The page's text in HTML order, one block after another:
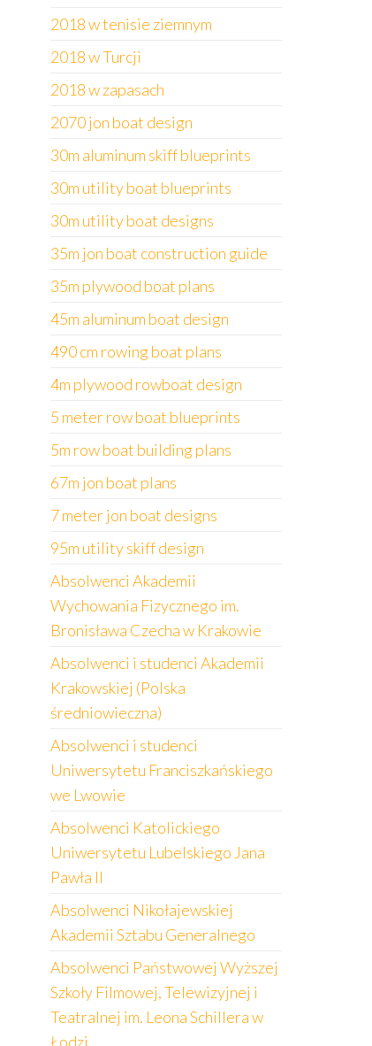
2018 w tenisie ziemnym
2018 w Turcji
2018 w zapasach
2070 jon boat design
30m aluminum skiff blueprints
30m utility boat blueprints
30m utility boat designs
35m jon boat construction guide
35m plywood boat plans
45m aluminum boat design
490 cm rowing boat plans
4m plywood rowboat design
5 meter row boat blueprints
5m row boat building plans
67m jon boat plans
7 meter jon boat designs
95m utility skiff design
Absolwenci Akademii
Wychowania Fizycznego im.
Bronisława Czecha w Krakowie
Absolwenci i studenci Akademii
Krakowskiej (Polska
średniowieczna)
Absolwenci i studenci
Uniwersytetu Franciszkańskiego
we Lwowie
Absolwenci Katolickiego
Uniwersytetu Lubelskiego Jana
Pawła II
Absolwenci Nikołajewskiej
Akademii Sztabu Generalnego
Absolwenci Państwowej Wyższej
Szkoły Filmowej, Telewizyjnej i
Teatralnej im. Leona Schillera w
Łodzi